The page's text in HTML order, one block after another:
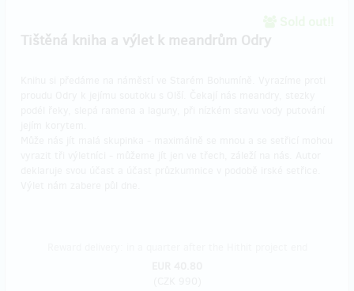
Tištěná kniha a výlet k meandrům Odry